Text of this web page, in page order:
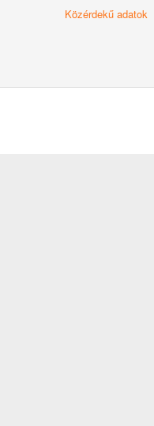
Közérdekű adatok